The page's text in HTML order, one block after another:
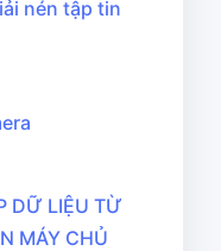
nén tập tin
DỮ LIỆU TỪ
MÁY CHỦ